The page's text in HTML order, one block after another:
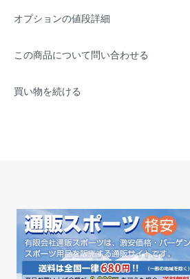
オプションの値段詳細
この商品について問い合わせる
買い物を続ける